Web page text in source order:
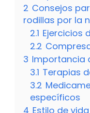
2 Consejos
rodillas por la
2.1 Ejercicios
2.2
3 Importancia
3.1 Terapias
3.2
específicos
4 Estilo de